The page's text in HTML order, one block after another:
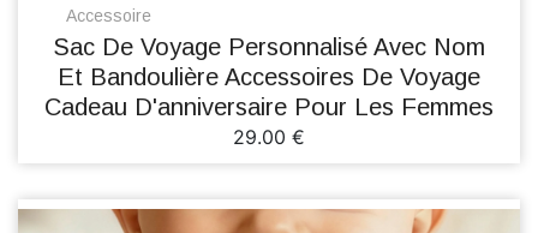
Accessoire
Sac De Voyage Personnalisé Avec Nom
Et Bandoulière Accessoires De Voyage
Cadeau D'anniversaire Pour Les Femmes
29.00 €